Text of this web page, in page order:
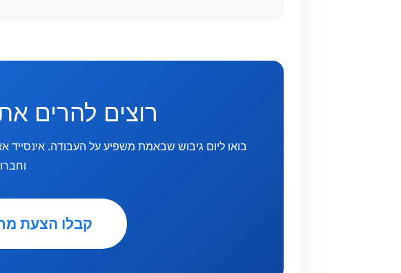
רוצים להרים
בואו ליום גיבוש שבאמת משפיע על העבודה. אינסייד
קבלו הצעת